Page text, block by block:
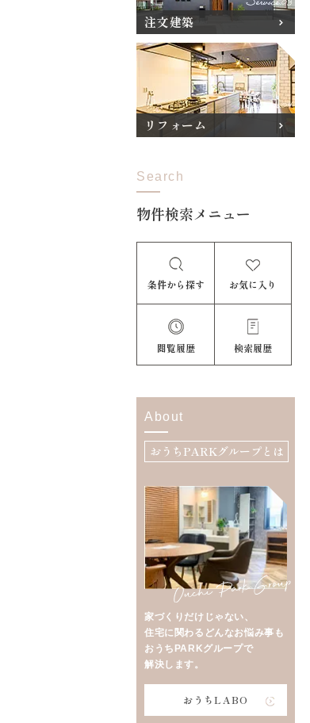
注文建築
リフォーム
Search
物件検索メニュー
条件から探す お気に入り
閲覧履歴 検索履歴
About
おうちPARKグループとは
家づくりだけじゃない、
住宅に関わるどんなお悩み事も
おうちPARKグループで
解決します。
おうちLABO